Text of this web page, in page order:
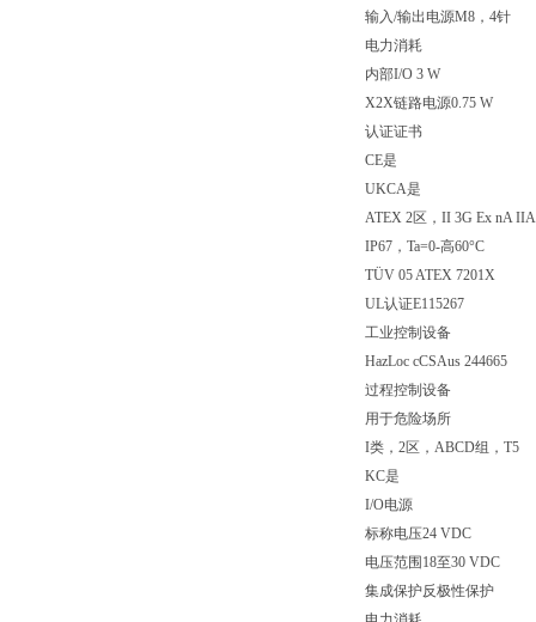
输入/输出电源M8，4针
电力消耗
内部I/O 3 W
X2X链路电源0.75 W
认证证书
CE是
UKCA是
ATEX 2区，II 3G Ex nA IIA
IP67，Ta=0-高60°C
TÜV 05 ATEX 7201X
UL认证E115267
工业控制设备
HazLoc cCSAus 244665
过程控制设备
用于危险场所
I类，2区，ABCD组，T5
KC是
I/O电源
标称电压24 VDC
电压范围18至30 VDC
集成保护反极性保护